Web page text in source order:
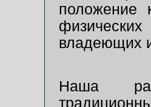
положение
владеющих
Наша